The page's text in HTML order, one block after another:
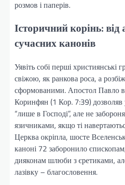
розмов і паперів.
Історичний корінь: від
сучасних канонів
Уявіть собі перші християнські
свіжою, як ранкова роса, а
сформованими. Апостол Павло
Коринфян (1 Кор. 7:39)
“лише в Господі”, але не
язичниками, якщо ті
Церква окріпла, шосте
каноні 72 заборонило
дияконам шлюби з єретиками,
лазівку – благословення.